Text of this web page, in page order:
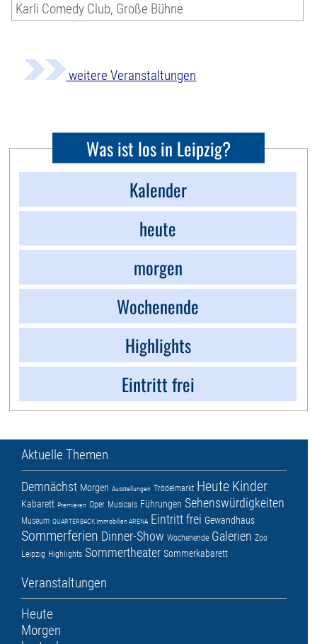
Karli Comedy Club, Große Bühne
weitere Veranstaltungen
Was ist los in Leipzig?
Kalender
heute
morgen
Wochenende
Highlights
Eintritt frei
Aktuelle Themen
Demnächst Morgen Ausstellungen Trödelmarkt Heute Kinder
Kabarett Premieren Oper Musicals Führungen Sehenswürdigkeiten
Museum QUARTERBACK Immobilien ARENA Eintritt frei Gewandhaus
Sommerferien Dinner-Show Wochenende Galerien Zoo
Leipzig Highlights Sommertheater Sommerkabarett
Veranstaltungen
Heute
Morgen